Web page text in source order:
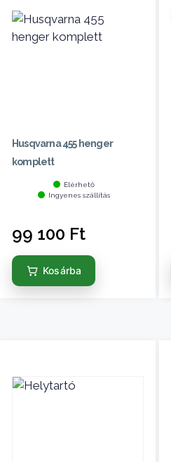
Husqvarna 455 henger
komplett
Elérhető
Ingyenes szállítás
99 100 Ft
Kosárba